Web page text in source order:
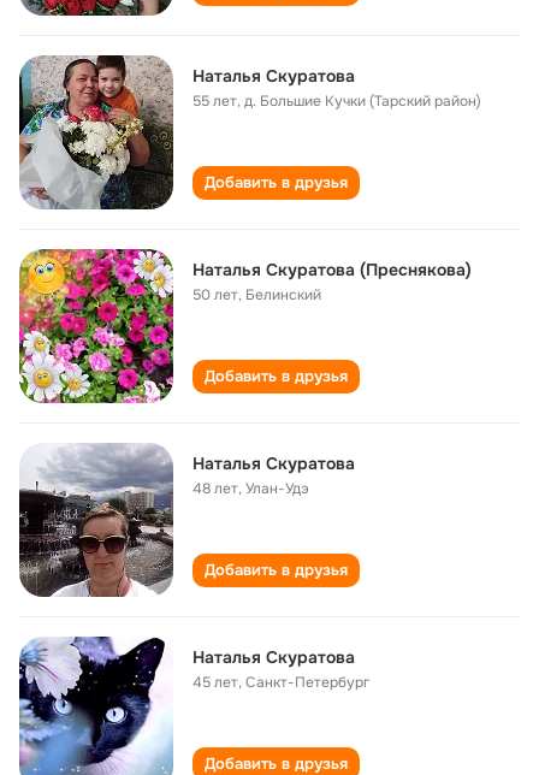
Наталья Скуратова
55 лет,д. Большие Кучки (Тарский район)
Добавить в друзья
Наталья Скуратова (Преснякова)
50 лет, Белинский
Добавить в друзья
Наталья Скуратова
48 лет,Улан-Удэ
Добавить в друзья
Наталья Скуратова
45 лет,Санкт-Петербург
Добавить в друзья